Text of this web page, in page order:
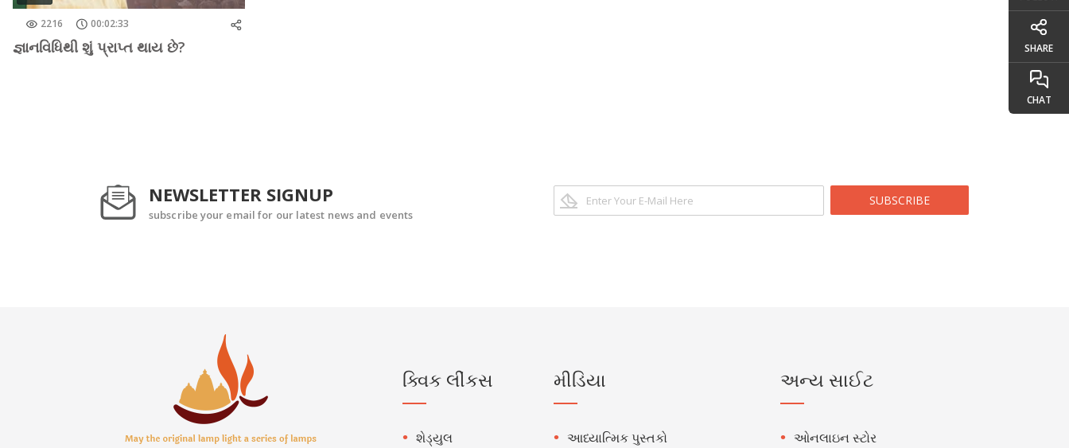
2216 00:02:33
જ્ઞાનવિધિથી શું પ્રાપ્ત થાય છે?
NEWSLETTER SIGNUP
subscribe your email for our latest news and events
SUBSCRIBE
ક્વિક લીંકસ
શેડ્યુલ
મીડિયા
આધ્યાત્મિક પુસ્તકો
અન્ય સાઈટ
ઓનલાઇન સ્ટોર
SHARE
CHAT